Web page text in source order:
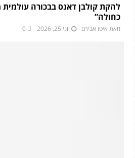
להקת קולבן דאנס בבכורה
כחולה”
מאת איטו אבירם יוני 25, 2026 0